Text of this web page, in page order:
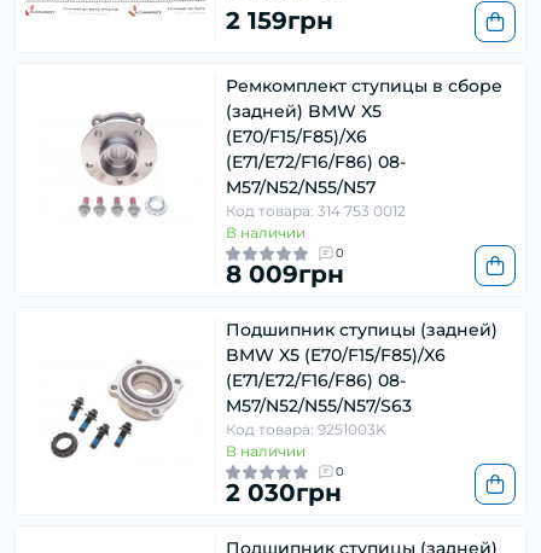
2 159грн
Ремкомплект ступицы в сборе
(задней) BMW X5
(E70/F15/F85)/X6
(E71/E72/F16/F86) 08-
M57/N52/N55/N57
Код товара: 314 753 0012
В наличии
0
8 009грн
Подшипник ступицы (задней)
BMW X5 (E70/F15/F85)/X6
(E71/E72/F16/F86) 08-
M57/N52/N55/N57/S63
Код товара: 9251003K
В наличии
0
2 030грн
Подшипник ступицы (задней)